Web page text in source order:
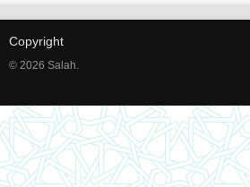
Copyright
© 2026 Salah.